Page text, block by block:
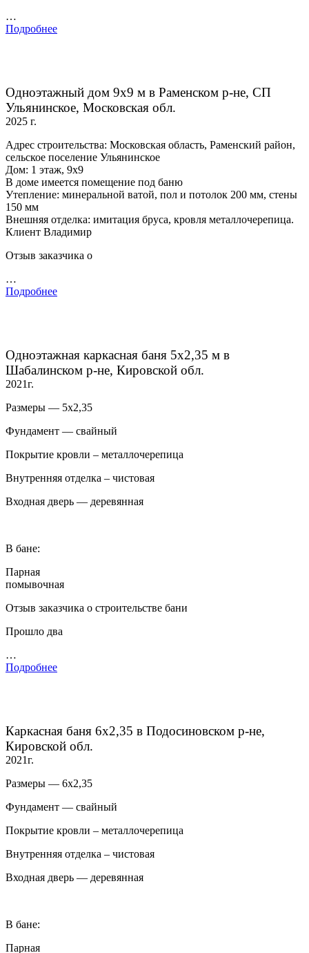
…
Подробнее
Одноэтажный дом 9х9 м в Раменском р-не, СП
Ульянинское, Московская обл.
2025 г.
Адрес строительства: Московская область, Раменский район,
сельское поселение Ульянинское
Дом: 1 этаж, 9х9
В доме имеется помещение под баню
Утепление: минеральной ватой, пол и потолок 200 мм, стены
150 мм
Внешняя отделка: имитация бруса, кровля металлочерепица.
Клиент Владимир
Отзыв заказчика о
…
Подробнее
Одноэтажная каркасная баня 5х2,35 м в
Шабалинском р-не, Кировской обл.
2021г.
Размеры — 5х2,35
Фундамент — свайный
Покрытие кровли – металлочерепица
Внутренняя отделка – чистовая
Входная дверь — деревянная
В бане:
Парная
помывочная
Отзыв заказчика о строительстве бани
Прошло два
…
Подробнее
Каркасная баня 6х2,35 в Подосиновском р-не,
Кировской обл.
2021г.
Размеры — 6х2,35
Фундамент — свайный
Покрытие кровли – металлочерепица
Внутренняя отделка – чистовая
Входная дверь — деревянная
В бане:
Парная